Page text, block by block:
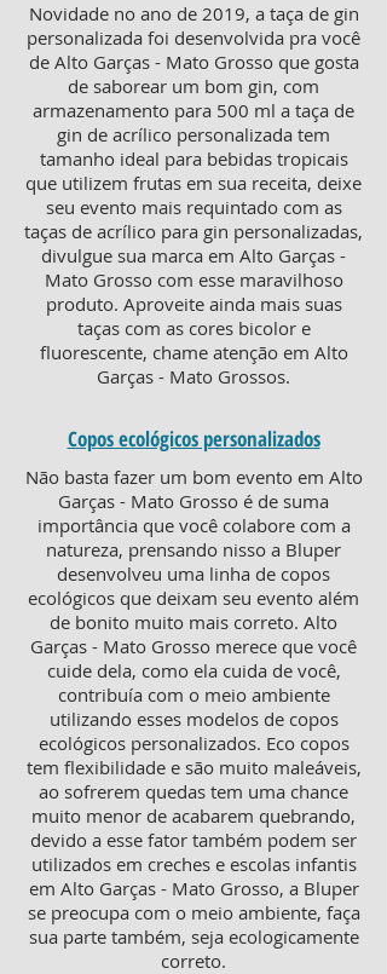
Novidade no ano de 2019, a taça de gin
personalizada foi desenvolvida pra você
de Alto Garças - Mato Grosso que gosta
de saborear um bom gin, com
armazenamento para 500 ml a taça de
gin de acrílico personalizada tem
tamanho ideal para bebidas tropicais
que utilizem frutas em sua receita, deixe
seu evento mais requintado com as
taças de acrílico para gin personalizadas,
divulgue sua marca em Alto Garças -
Mato Grosso com esse maravilhoso
produto. Aproveite ainda mais suas
taças com as cores bicolor e
fluorescente, chame atenção em Alto
Garças - Mato Grossos.
Copos ecológicos personalizados
Não basta fazer um bom evento em Alto
Garças - Mato Grosso é de suma
importância que você colabore com a
natureza, prensando nisso a Bluper
desenvolveu uma linha de copos
ecológicos que deixam seu evento além
de bonito muito mais correto. Alto
Garças - Mato Grosso merece que você
cuide dela, como ela cuida de você,
contribuía com o meio ambiente
utilizando esses modelos de copos
ecológicos personalizados. Eco copos
tem flexibilidade e são muito maleáveis,
ao sofrerem quedas tem uma chance
muito menor de acabarem quebrando,
devido a esse fator também podem ser
utilizados em creches e escolas infantis
em Alto Garças - Mato Grosso, a Bluper
se preocupa com o meio ambiente, faça
sua parte também, seja ecologicamente
correto.